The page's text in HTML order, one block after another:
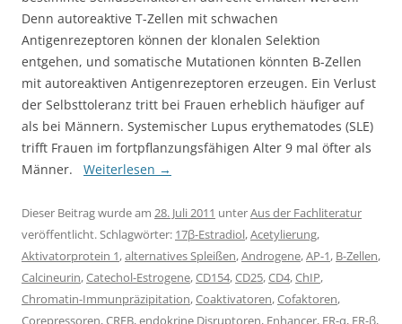
Denn autoreaktive T-Zellen mit schwachen
Antigenrezeptoren können der klonalen Selektion
entgehen, und somatische Mutationen könnten B-Zellen
mit autoreaktiven Antigenrezeptoren erzeugen. Ein Verlust
der Selbsttoleranz tritt bei Frauen erheblich häufiger auf
als bei Männern. Systemischer Lupus erythematodes (SLE)
trifft Frauen im fortpflanzungsfähigen Alter 9 mal öfter als
Männer. Weiterlesen →
Dieser Beitrag wurde am 28. Juli 2011 unterAus der Fachliteratur
veröffentlicht. Schlagwörter: 17β-Estradiol,Acetylierung,
Aktivatorprotein 1,alternatives Spleißen,Androgene,AP-1, B-Zellen,
Calcineurin,Catechol-Estrogene,CD154,CD25,CD4,ChIP,
Chromatin-Immunpräzipitation,Coaktivatoren,Cofaktoren,
Corepressoren,CREB,endokrine Disruptoren, Enhancer, ER-α, ER-β,